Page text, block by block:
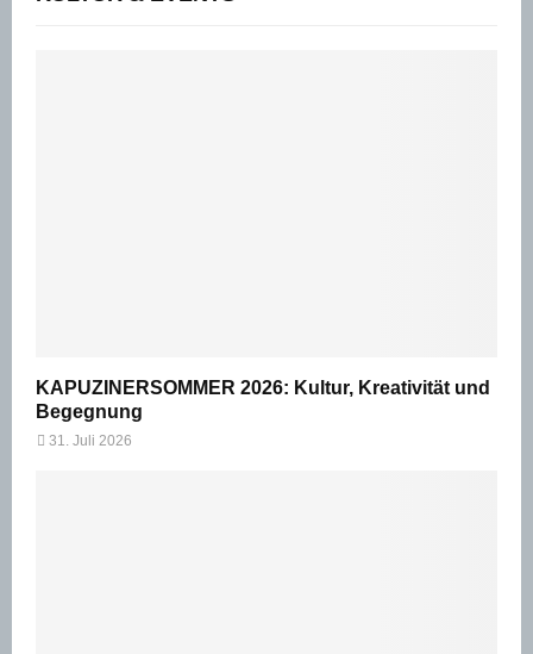
KAPUZINERSOMMER 2026: Kultur, Kreativität und
Begegnung
31. Juli 2026